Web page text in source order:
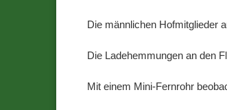
Die männlichen Hofmitglieder
Die Ladehemmungen an den
Mit einem Mini-Fernrohr